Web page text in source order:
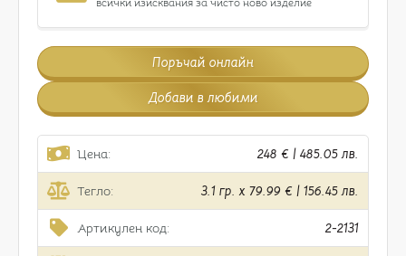
Поръчай онлайн
Добави в любими
Цена: 248 € | 485.05 лв.
Тегло: 3.1 гр. x 79.99 € | 156.45 лв.
Артикулен код: 2-2131